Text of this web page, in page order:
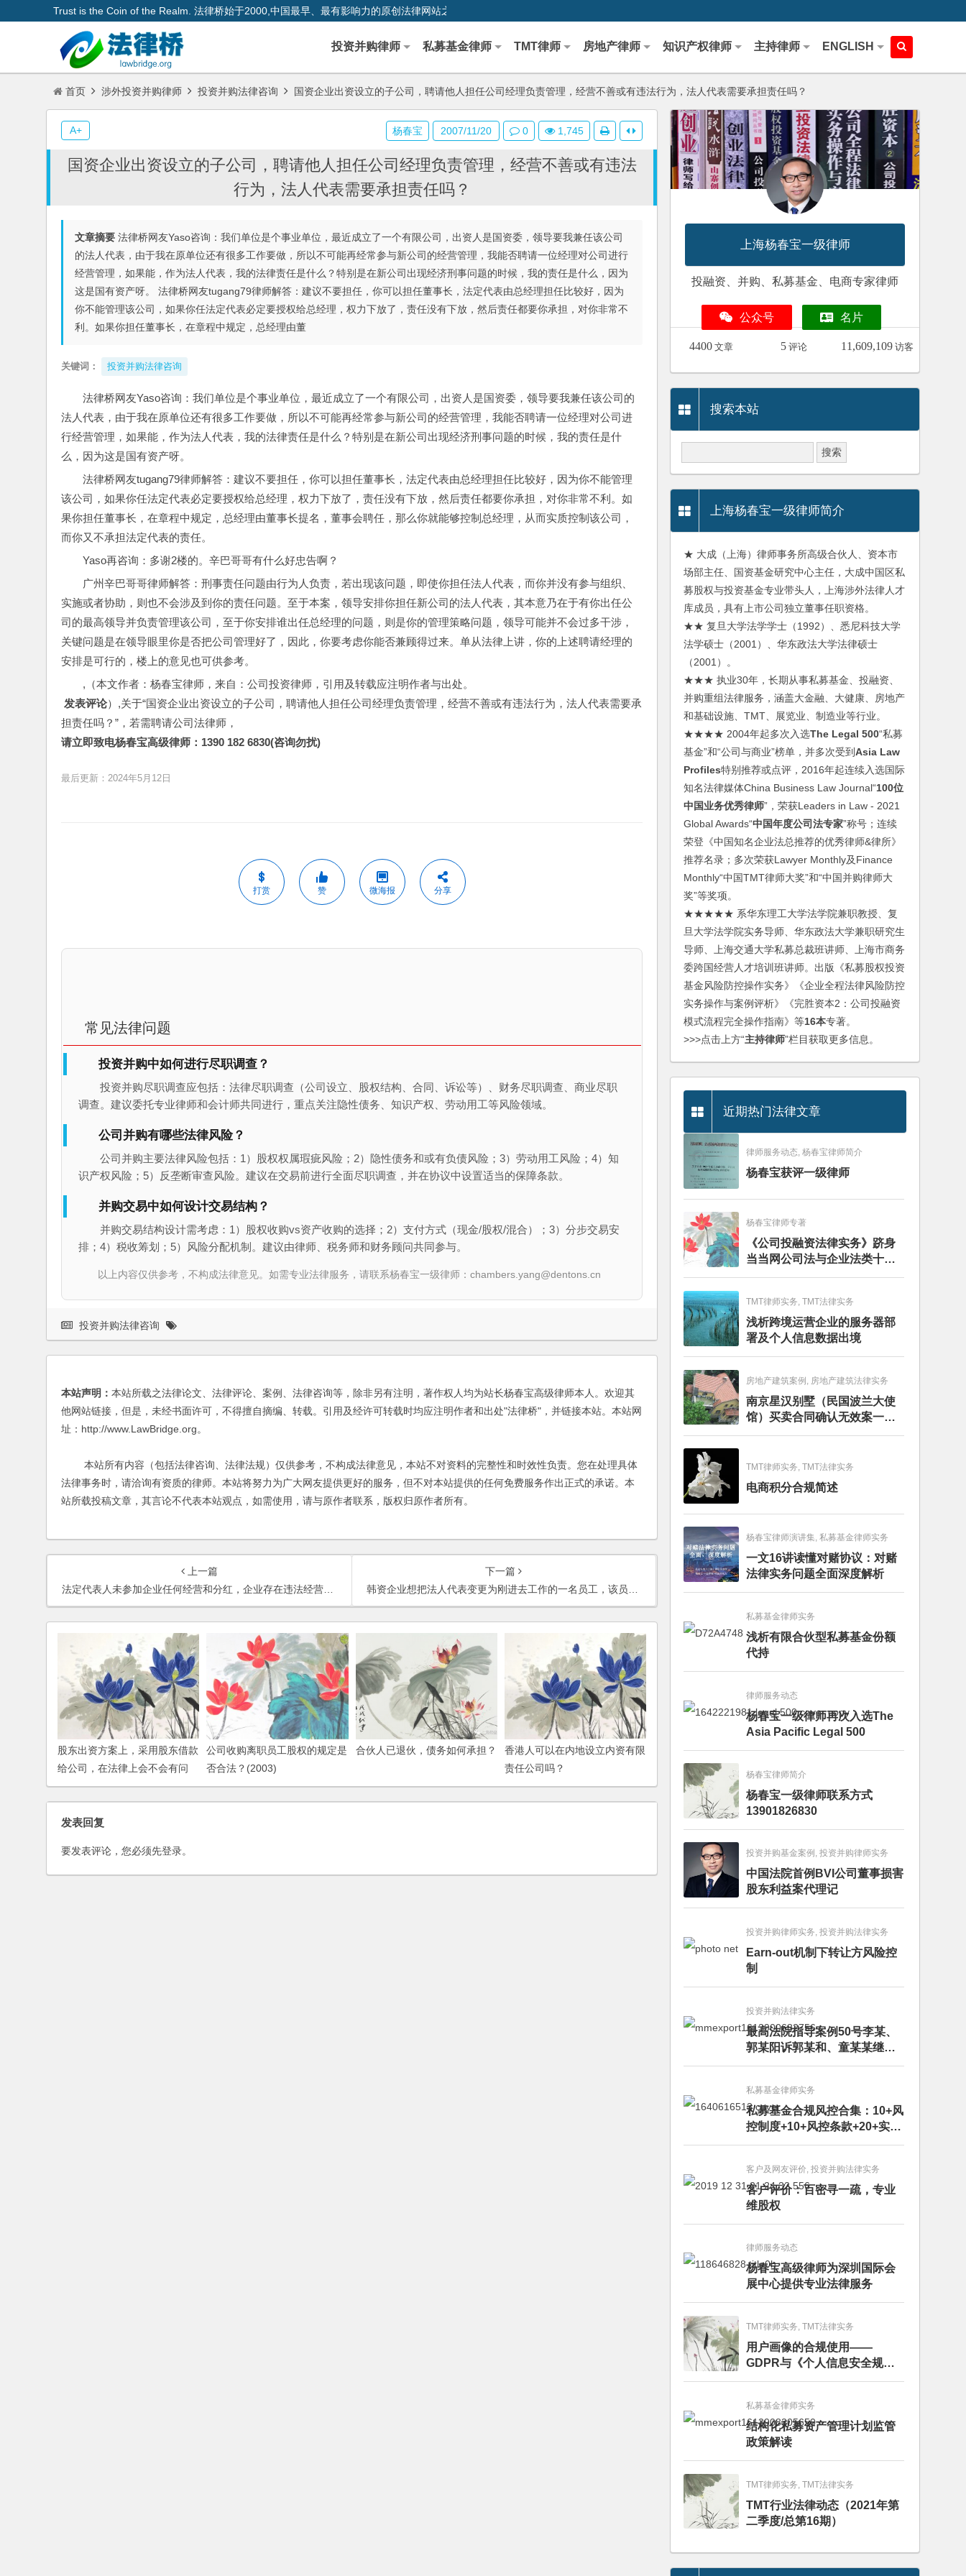
Trust is the Coin of the Realm. 法律桥始于2000,中国最早、最有影响力的原创法律网站之一
投资并购律师 私募基金律师 TMT律师 房地产律师 知识产权律师 主持律师 ENGLISH
首页 涉外投资并购律师 投资并购法律咨询 国资企业出资设立的子公司，聘请他人担任公司经理负责管理，经营不善或有违法行为，法人代表需要承担责任吗？
国资企业出资设立的子公司，聘请他人担任公司经理负责管理，经营不善或有违法
行为，法人代表需要承担责任吗？
文章摘要 法律桥网友Yaso咨询：我们单位是个事业单位，最近成立了一个有限公司，出资人是国资委，领导要我兼任该公司
的法人代表，由于我在原单位还有很多工作要做，所以不可能再经常参与新公司的经营管理，我能否聘请一位经理对公司进行
经营管理，如果能，作为法人代表，我的法律责任是什么？特别是在新公司出现经济刑事问题的时候，我的责任是什么，因为
这是国有资产呀。 法律桥网友tugang79律师解答：建议不要担任，你可以担任董事长，法定代表由总经理担任比较好，因为
你不能管理该公司，如果你任法定代表必定要授权给总经理，权力下放了，责任没有下放，然后责任都要你承担，对你非常不
利。如果你担任董事长，在章程中规定，总经理由董
关键词： 投资并购法律咨询
法律桥网友Yaso咨询：我们单位是个事业单位，最近成立了一个有限公司，出资人是国资委，领导要我兼任该公司的
法人代表，由于我在原单位还有很多工作要做，所以不可能再经常参与新公司的经营管理，我能否聘请一位经理对公司进
行经营管理，如果能，作为法人代表，我的法律责任是什么？特别是在新公司出现经济刑事问题的时候，我的责任是什
么，因为这是国有资产呀。
法律桥网友tugang79律师解答：建议不要担任，你可以担任董事长，法定代表由总经理担任比较好，因为你不能管理
该公司，如果你任法定代表必定要授权给总经理，权力下放了，责任没有下放，然后责任都要你承担，对你非常不利。如
果你担任董事长，在章程中规定，总经理由董事长提名，董事会聘任，那么你就能够控制总经理，从而实质控制该公司，
而你又不承担法定代表的责任。
Yaso再咨询：多谢2楼的。辛巴哥哥有什么好忠告啊？
广州辛巴哥哥律师解答：刑事责任问题由行为人负责，若出现该问题，即使你担任法人代表，而你并没有参与组织、
实施或者协助，则也不会涉及到你的责任问题。至于本案，领导安排你担任新公司的法人代表，其本意乃在于有你出任公
司的最高领导并负责管理该公司，至于你安排谁出任总经理的问题，则是你的管理策略问题，领导可能并不会过多干涉，
关键问题是在领导眼里你是否把公司管理好了，因此，你要考虑你能否兼顾得过来。单从法律上讲，你的上述聘请经理的
安排是可行的，楼上的意见也可供参考。
,（本文作者：杨春宝律师，来自：公司投资律师，引用及转载应注明作者与出处。
发表评论）,关于“国资企业出资设立的子公司，聘请他人担任公司经理负责管理，经营不善或有违法行为，法人代表需要承
担责任吗？”，若需聘请公司法律师，
请立即致电杨春宝高级律师：1390 182 6830(咨询勿扰)
最后更新：2024年5月12日
打赏 赞 微海报 分享
常见法律问题
投资并购中如何进行尽职调查？
投资并购尽职调查应包括：法律尽职调查（公司设立、股权结构、合同、诉讼等）、财务尽职调查、商业尽职
调查。建议委托专业律师和会计师共同进行，重点关注隐性债务、知识产权、劳动用工等风险领域。
公司并购有哪些法律风险？
公司并购主要法律风险包括：1）股权权属瑕疵风险；2）隐性债务和或有负债风险；3）劳动用工风险；4）知
识产权风险；5）反垄断审查风险。建议在交易前进行全面尽职调查，并在协议中设置适当的保障条款。
并购交易中如何设计交易结构？
并购交易结构设计需考虑：1）股权收购vs资产收购的选择；2）支付方式（现金/股权/混合）；3）分步交易安
排；4）税收筹划；5）风险分配机制。建议由律师、税务师和财务顾问共同参与。
以上内容仅供参考，不构成法律意见。如需专业法律服务，请联系杨春宝一级律师：chambers.yang@dentons.cn
杨春宝 2007/11/20 0 1,745
A+
投资并购法律咨询
本站声明： 本站所载之法律论文、法律评论、案例、法律咨询等，除非另有注明，著作权人均为站长杨春宝高级律师本人。欢迎其
他网站链接，但是，未经书面许可，不得擅自摘编、转载。引用及经许可转载时均应注明作者和出处"法律桥"，并链接本站。本站网
址：http://www.LawBridge.org。
本站所有内容（包括法律咨询、法律法规）仅供参考，不构成法律意见，本站不对资料的完整性和时效性负责。您在处理具体
法律事务时，请洽询有资质的律师。本站将努力为广大网友提供更好的服务，但不对本站提供的任何免费服务作出正式的承诺。本
站所载投稿文章，其言论不代表本站观点，如需使用，请与原作者联系，版权归原作者所有。
上一篇
法定代表人未参加企业任何经营和分红，企业存在违法经营，法人代表须承担责任吗？
下一篇
韩资企业想把法人代表变更为刚进去工作的一名员工，该员工该如何防范风险？
股东出资方案上，采用股东借款
给公司，在法律上会不会有问
题？
公司收购离职员工股权的规定是
否合法？(2003)
合伙人已退伙，债务如何承担？
香港人可以在内地设立内资有限
责任公司吗？
发表回复
要发表评论，您必须先登录。
上海杨春宝一级律师
投融资、并购、私募基金、电商专家律师
公众号 名片
4400 文章 5 评论 11,609,109 访客
搜索本站
上海杨春宝一级律师简介
★ 大成（上海）律师事务所高级合伙人、资本市
场部主任、国资基金研究中心主任，大成中国区私
募股权与投资基金专业带头人，上海涉外法律人才
库成员，具有上市公司独立董事任职资格。
★★ 复旦大学法学学士（1992）、悉尼科技大学
法学硕士（2001）、华东政法大学法律硕士
（2001）。
★★★ 执业30年，长期从事私募基金、投融资、
并购重组法律服务，涵盖大金融、大健康、房地产
和基础设施、TMT、展览业、制造业等行业。
★★★★ 2004年起多次入选The Legal 500“私募
基金”和“公司与商业”榜单，并多次受到Asia Law
Profiles特别推荐或点评，2016年起连续入选国际
知名法律媒体China Business Law Journal“100位
中国业务优秀律师”，荣获Leaders in Law - 2021
Global Awards“中国年度公司法专家”称号；连续
荣登《中国知名企业法总推荐的优秀律师&律所》
推荐名录；多次荣获Lawyer Monthly及Finance
Monthly“中国TMT律师大奖”和“中国并购律师大
奖”等奖项。
★★★★★ 系华东理工大学法学院兼职教授、复
旦大学法学院实务导师、华东政法大学兼职研究生
导师、上海交通大学私募总裁班讲师、上海市商务
委跨国经营人才培训班讲师。出版《私募股权投资
基金风险防控操作实务》《企业全程法律风险防控
实务操作与案例评析》《完胜资本2：公司投融资
模式流程完全操作指南》等16本专著。
>>>点击上方“主持律师”栏目获取更多信息。
近期热门法律文章
律师服务动态, 杨春宝律师简介
杨春宝获评一级律师
杨春宝律师专著
《公司投融资法律实务》跻身
当当网公司法与企业法类十大
畅销图书榜
TMT律师实务, TMT法律实务
浅析跨境运营企业的服务器部
署及个人信息数据出境
房地产建筑案例, 房地产建筑法律实务
南京星汉别墅（民国波兰大使
馆）买卖合同确认无效案一审
判决书
TMT律师实务, TMT法律实务
电商积分合规简述
杨春宝律师演讲集, 私募基金律师实务
一文16讲读懂对赌协议：对赌
法律实务问题全面深度解析
私募基金律师实务
浅析有限合伙型私募基金份额
代持
律师服务动态
杨春宝一级律师再次入选The
Asia Pacific Legal 500
杨春宝律师简介
杨春宝一级律师联系方式
13901826830
投资并购基金案例, 投资并购律师实务
中国法院首例BVI公司董事损害
股东利益案代理记
投资并购律师实务, 投资并购法律实务
Earn-out机制下转让方风险控
制
投资并购法律实务
最高法院指导案例50号李某、
郭某阳诉郭某和、童某某继承
纠纷案
私募基金律师实务
私募基金合规风控合集：10+风
控制度+10+风控条款+20+实务
文章+每月动态
客户及网友评价, 投资并购法律实务
客户评价：百密寻一疏，专业
维股权
律师服务动态
杨春宝高级律师为深圳国际会
展中心提供专业法律服务
TMT律师实务, TMT法律实务
用户画像的合规使用——
GDPR与《个人信息安全规
范》的比较分析
私募基金律师实务
结构化私募资产管理计划监管
政策解读
TMT律师实务, TMT法律实务
TMT行业法律动态（2021年第
二季度/总第16期）